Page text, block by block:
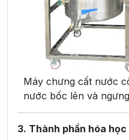
Máy chưng cất nước
nước bốc lên và
3. Thành phần hóa